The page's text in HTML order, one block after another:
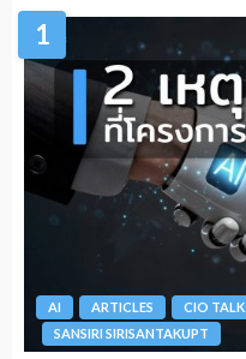
1
AI ARTICLES CIO TALK
SANSIRI SIRISANTAKUPT